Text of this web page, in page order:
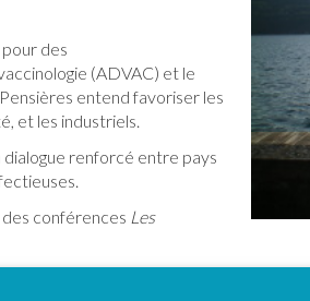
des
(ADVAC) et le
entend favoriser les
et les industriels.
dialogue renforcé entre pays
conférences Les